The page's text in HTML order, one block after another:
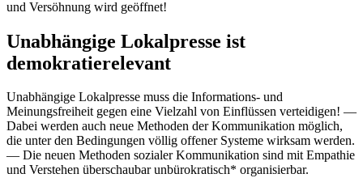
und Versöhnung wird geöffnet!
Unabhängige Lokalpresse ist
demokratierelevant
Unabhängige Lokalpresse muss die Informations- und
Meinungsfreiheit gegen eine Vielzahl von Einflüssen verteidigen! —
Dabei werden auch neue Methoden der Kommunikation möglich,
die unter den Bedingungen völlig offener Systeme wirksam werden.
— Die neuen Methoden sozialer Kommunikation sind mit Empathie
und Verstehen überschaubar unbürokratisch* organisierbar.